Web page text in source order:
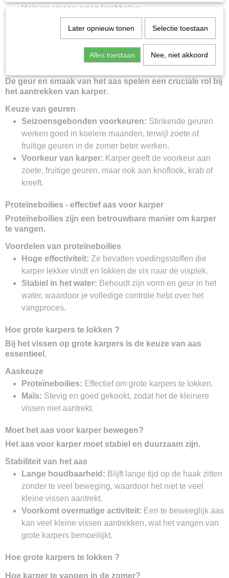
Later opnieuw tonen Selectie toestaan
Alles toestaan Nee, niet akkoord
kleinere vissen eraan knabbelen.
Duurzaamheid bij het werpen:Blijft zelfs bij verre
worpen stabiel op de haak, wat de effectiviteit van het
Welke geur te kiezen voor karper?
De geur en smaak van het aas spelen een cruciale rol bij
het aantrekken van karper.
Keuze van geuren
Seizoensgebonden voorkeuren: Stinkende geuren
werken goed in koelere maanden, terwijl zoete of
fruitige geuren in de zomer beter werken.
Voorkeur van karper: Karper geeft de voorkeur aan
zoete, fruitige geuren, maar ook aan knoflook, krab of
kreeft.
Proteïneboilies - effectief aas voor karper
Proteïneboilies zijn een betrouwbare manier om karper
te vangen.
Voordelen van proteïneboilies
Hoge effectiviteit: Ze bevatten voedingsstoffen die
karper lekker vindt en lokken de vis naar de visplek.
Stabiel in het water: Behoudt zijn vorm en geur in het
water, waardoor je volledige controle hebt over het
vangproces.
Hoe grote karpers te lokken ?
Bij het vissen op grote karpers is de keuze van aas
essentieel.
Aaskeuze
Proteïneboilies: Effectief om grote karpers te lokken.
Maïs: Stevig en goed gekookt, zodat het de kleinere
vissen niet aantrekt.
Moet het aas voor karper bewegen?
Het aas voor karper moet stabiel en duurzaam zijn.
Stabiliteit van het aas
Lange houdbaarheid: Blijft lange tijd op de haak zitten
zonder te veel beweging, waardoor het niet te veel
kleine vissen aantrekt.
Voorkomt overmatige activiteit: Een te beweeglijk aas
kan veel kleine vissen aantrekken, wat het vangen van
grote karpers bemoeilijkt.
Hoe grote karpers te lokken ?
Hoe karper te vangen in de zomer?